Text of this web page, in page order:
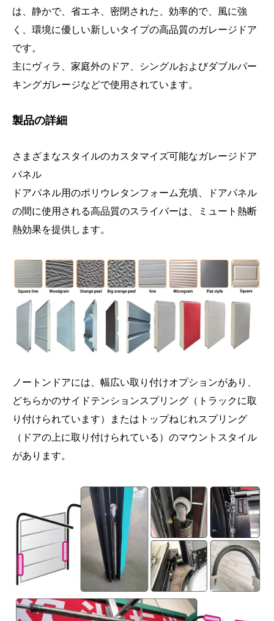
は、静かで、省エネ、密閉された、効率的で、風に強
く、環境に優しい新しいタイプの高品質のガレージドア
です。
主にヴィラ、家庭外のドア、シングルおよびダブルパー
キングガレージなどで使用されています。
製品の詳細
さまざまなスタイルのカスタマイズ可能なガレージドア
パネル
ドアパネル用のポリウレタンフォーム充填、ドアパネル
の間に使用される高品質のスライバーは、ミュート熱断
熱効果を提供します。
ノートンドアには、幅広い取り付けオプションがあり、
どちらかのサイドテンションスプリング（トラックに取
り付けられています）またはトップねじれスプリング
（ドアの上に取り付けられている）のマウントスタイル
があります。